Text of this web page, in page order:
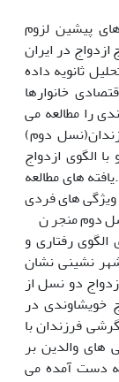
پیشین لزوم
ازدواج در ایران
ثانویه داده
خانوارها
را مطالعه می
دوم)
الگوی ازدواج
های مطالعه
ویژگی های فردی
دوم منجر ن
رفتاری و
نشینی نشان
دو نسل از
خویشاوندی در
فرزندان با
های والدین بر
دست آمده می